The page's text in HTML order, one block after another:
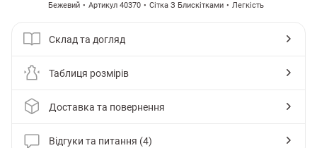
Бежевий Артикул 40370 Сітка З Блискітками Легкість
Склад та догляд
Таблиця розмірів
Доставка та повернення
Відгуки та питання (4)